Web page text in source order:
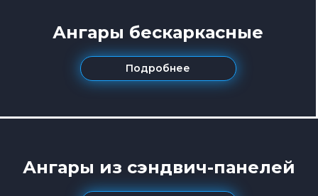
Ангары бескаркасные
Подробнее
Ангары из сэндвич-панелей